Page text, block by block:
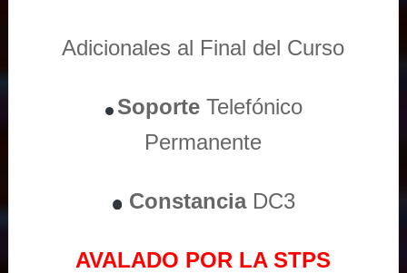
Adicionales al Final del Curso
Soporte Telefónico
Permanente
ConstanciaDC3
AVALADO POR LA STPS